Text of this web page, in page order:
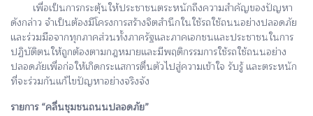
เพื่อเป็นการกระตุ้นให้ประชาชนตระหนักถึงความสำคัญของปัญหา
ดังกล่าว จำเป็นต้องมีโครงการสร้างจิตสำนึกในใช้รถใช้ถนนอย่างปลอดภัย
และร่วมมือจากทุกภาคส่วนทั้งภาครัฐและภาคเอกชนและประชาชนในการ
ปฏิบัติตนให้ถูกต้องตามกฎหมายและมีพฤติกรรมการใช้รถใช้ถนนอย่าง
ปลอดภัยเพื่อก่อให้เกิดกระแสการตื่นตัวไปสู่ความเข้าใจ รับรู้ และตระหนัก
ที่จะร่วมกันแก้ไขปัญหาอย่างจริงจัง
รายการ “คลื่นชุมชนถนนปลอดภัย”